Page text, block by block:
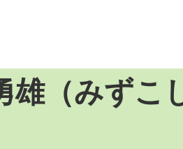
雄（みずこ